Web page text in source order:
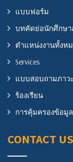
แบบฟอร์ม
บทคัดย่อนักศึกษา
ตำแหน่งงานทั้งห
Services
แบบสอบถามภา
ร้องเรียน
การคุ้มครองข้อมู
CONTACT US